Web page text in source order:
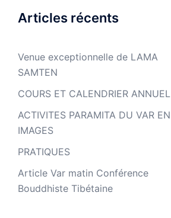
Articles récents
Venue exceptionnelle de LAMA
SAMTEN
COURS ET CALENDRIER ANNUEL
ACTIVITES PARAMITA DU VAR EN
IMAGES
PRATIQUES
Article Var matin Conférence
Bouddhiste Tibétaine